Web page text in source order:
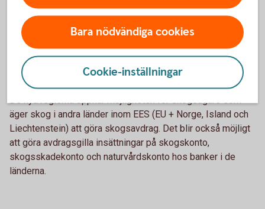
det. Nu beskattas räntan först när näringsidkaren tar ut den
från kontot och tar upp den som intäkt i verksamheten.
4. Större möjligheter inom ESS-
gemenskapen
De nya reglerna öppnar möjligheten för skogsägare som
äger skog i andra länder inom EES (EU + Norge, Island och
Liechtenstein) att göra skogsavdrag. Det blir också möjligt
att göra avdragsgilla insättningar på skogskonto,
skogsskadekonto och naturvårdskonto hos banker i de
länderna.
Bara nödvändiga cookies
Cookie-inställningar